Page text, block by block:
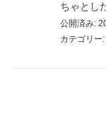
ちゃとし
公開済み:
カテゴリー: